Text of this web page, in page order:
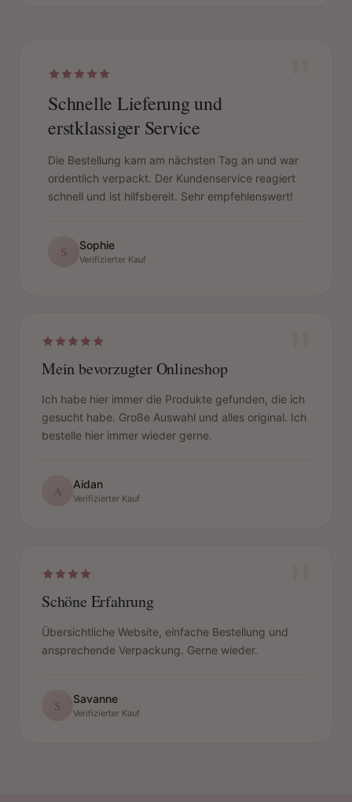
Die Mischung darf nicht wiederverwendet werden;
Schnelle Lieferung und
erstklassiger Service
Die Bestellung kam am nächsten Tag an und war
ordentlich verpackt. Der Kundenservice reagiert
schnell und ist hilfsbereit. Sehr empfehlenswert!
S Sophie
Verifizierter Kauf
Mein bevorzugter Onlineshop
Ich habe hier immer die Produkte gefunden, die ich
gesucht habe. Große Auswahl und alles original. Ich
bestelle hier immer wieder gerne.
A Aidan
Verifizierter Kauf
Schöne Erfahrung
Übersichtliche Website, einfache Bestellung und
ansprechende Verpackung. Gerne wieder.
S Savanne
Verifizierter Kauf